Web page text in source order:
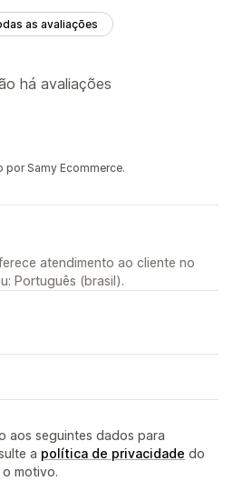
as avaliações
há avaliações
Samy Ecommerce.
atendimento ao cliente no
Português (brasil).
aos seguintes dados para
a política de privacidade do
motivo.